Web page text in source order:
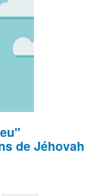
de Jéhovah